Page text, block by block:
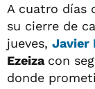
A cuatro días
su cierre de
jueves, Javier
Ezeiza con
donde